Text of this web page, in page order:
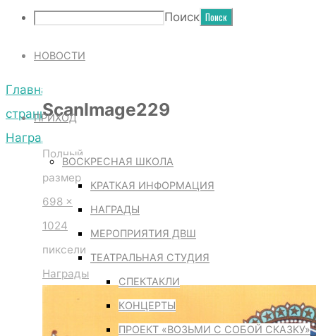
НОВОСТИ
ПРИХОД
ВОСКРЕСНАЯ ШКОЛА
КРАТКАЯ ИНФОРМАЦИЯ
НАГРАДЫ
МЕРОПРИЯТИЯ ДВШ
ТЕАТРАЛЬНАЯ СТУДИЯ
СПЕКТАКЛИ
КОНЦЕРТЫ
ПРОЕКТ «ВОЗЬМИ С СОБОЙ СКАЗКУ»
SCANIMAGE229
Главная
страница
Награды
ScanImage229
ScanImage229
Полный
размер
698 ×
1024
пиксели
Награды
Поиск